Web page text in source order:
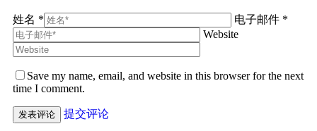
姓名 *
电子邮件 *
Website
Save my name, email, and website in this browser for the next
time I comment.
提交评论